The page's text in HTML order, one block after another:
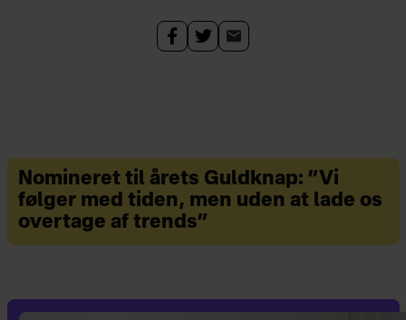
Nomineret til årets Guldknap: ”Vi
følger med tiden, men uden at lade os
overtage af trends”